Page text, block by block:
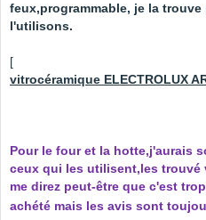
feux,programmable, je la
l'utilisons.
[
vitrocéramique ELECTROLUX
Pour le four et la hotte,j'aurais
ceux qui les utilisent,les trouvé
me direz peut-être que c'est
achété mais les avis sont